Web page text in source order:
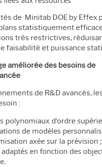
de Minitab DOE by Effex
statistiquement
très restrictives,
faisabilité et puissance
améliorée des besoins de
de R&D avancés,
:
polynomiaux d’ordre
de modèles
axée sur la prévision ;
en fonction des